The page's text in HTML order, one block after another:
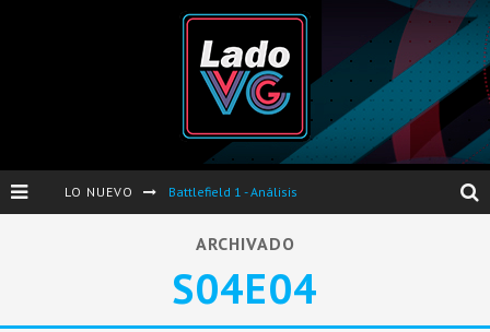
LO NUEVO Battlefield 1 - Análisis
Pro Evolution Soccer 2017 - Análisis
Pausa VG - S04E06 - Nintendo Switch - FIFA/PES - DS III Ashes of Ariandel - Red Dead Redemption 2
ARCHIVADO
S04E04